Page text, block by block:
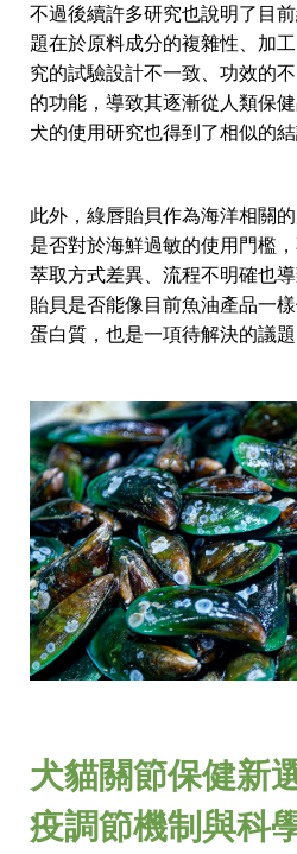
不過後續許多研究也說明了目
題在於原料成分的複雜性、加
究的試驗設計不一致、功效的
的功能，導致其逐漸從人類保
犬的使用研究也得到了相似的結
此外，綠唇貽貝作為海洋相關
是否對於海鮮過敏的使用門檻
萃取方式差異、流程不明確也
貽貝是否能像目前魚油產品一
蛋白質，也是一項待解決的議題
犬貓關節保健新
疫調節機制與科